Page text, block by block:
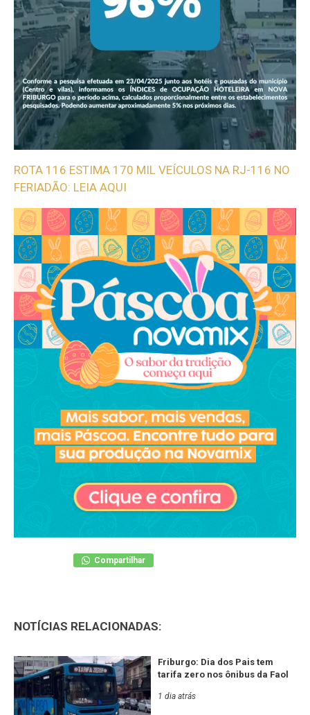
ROTA 116 ESTIMA 170 MIL VEÍCULOS NA RJ-116 NO
FERIADÃO: LEIA AQUI
Compartilhar
NOTÍCIAS RELACIONADAS:
Friburgo: Dia dos Pais tem
tarifa zero nos ônibus da Faol
1 dia atrás